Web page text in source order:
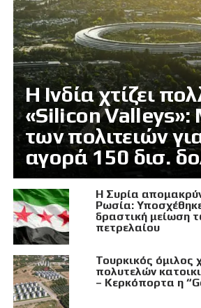
Η Ινδία χτίζει
«Silicon
των πολιτειών
αγορά 150 δισ.
Η Συρία
Ρωσία:
δραστική μείωση
πετρελαίου
Τουρκικός όμιλος
πολυτελών
– Κερκόπορτα η